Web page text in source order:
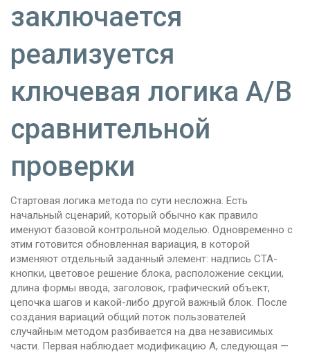
заключается
реализуется
ключевая логика A/B
сравнительной
проверки
Стартовая логика метода по сути несложна. Есть
начальный сценарий, который обычно как правило
именуют базовой контрольной моделью. Одновременно с
этим готовится обновленная вариация, в которой
изменяют отдельный заданный элемент: надпись CTA-
кнопки, цветовое решение блока, расположение секции,
длина формы ввода, заголовок, графический объект,
цепочка шагов и какой-либо другой важный блок. После
создания вариаций общий поток пользователей
случайным методом разбивается на два независимых
части. Первая наблюдает модификацию A, следующая —